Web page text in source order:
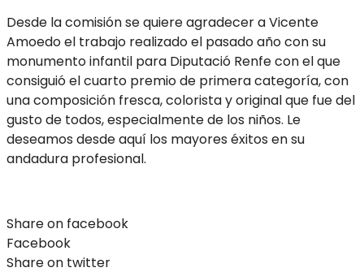
Desde la comisión se quiere agradecer a Vicente
Amoedo el trabajo realizado el pasado año con su
monumento infantil para Diputació Renfe con el que
consiguió el cuarto premio de primera categoría, con
una composición fresca, colorista y original que fue del
gusto de todos, especialmente de los niños. Le
deseamos desde aquí los mayores éxitos en su
andadura profesional.
Share on facebook
Facebook
Share on twitter